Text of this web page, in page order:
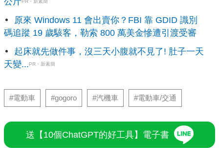
原來 Windows 11 會出賣你？FBI 靠 GDID 識別
碼追蹤 19 歲駭客，勒索 800 萬美金慘遭引渡受審
起床就先做件事，沒三天小腹就不見了! 肚子一天
天變...PR・新素簡
#電動車 #gogoro #汽機車 #電動車/交通
送【10個ChatGPT的好工具】電子書